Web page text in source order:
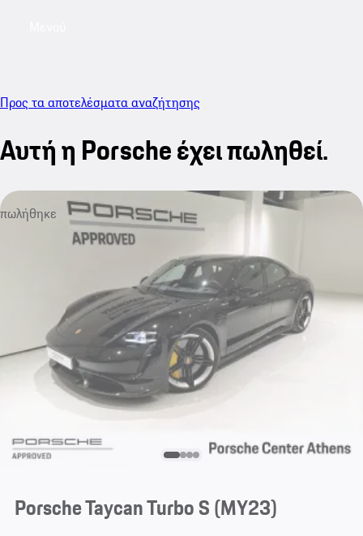
Προς τα αποτελέσματα αναζήτησης
Αυτή η Porsche έχει πωληθεί.
πωλήθηκε
Porsche Taycan Turbo S (MY23)